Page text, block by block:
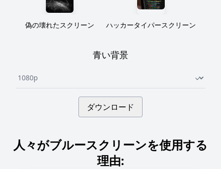
偽の壊れたスクリーン ハッカータイパースクリーン
青い背景
Underline select
ダウンロード
人々がブルースクリーンを使用する
理由: